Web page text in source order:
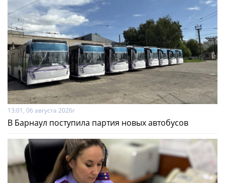
13:01, 06 августа 2026г
В Барнаул поступила партия новых автобусов